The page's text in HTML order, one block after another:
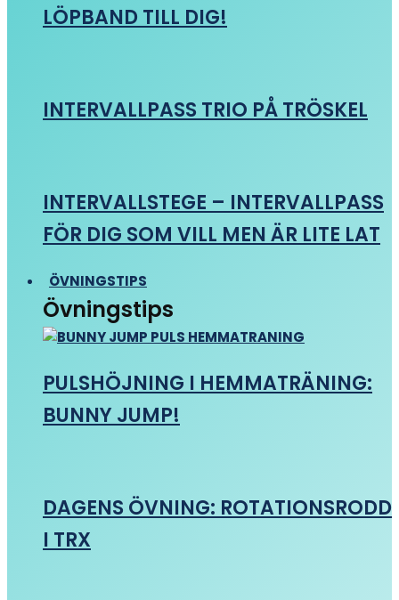
LÖPBAND TILL DIG!
INTERVALLPASS TRIO PÅ TRÖSKEL
INTERVALLSTEGE – INTERVALLPASS
FÖR DIG SOM VILL MEN ÄR LITE LAT
ÖVNINGSTIPS
Övningstips
PULSHÖJNING I HEMMATRÄNING:
BUNNY JUMP!
DAGENS ÖVNING: ROTATIONSRODD
I TRX